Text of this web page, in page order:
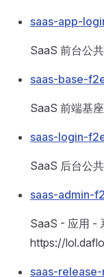
saas-app-
SaaS 前台公
saas-base-
SaaS 前端基座
saas-login-
SaaS 后台公
saas-admin-
SaaS - 应用 -
https://
saas-